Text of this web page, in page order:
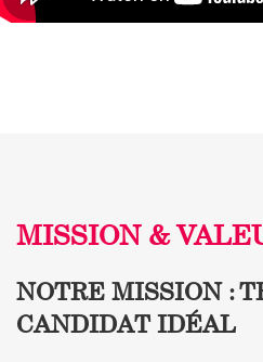
MISSION &
NOTRE MISSION :
CANDIDAT IDÉAL